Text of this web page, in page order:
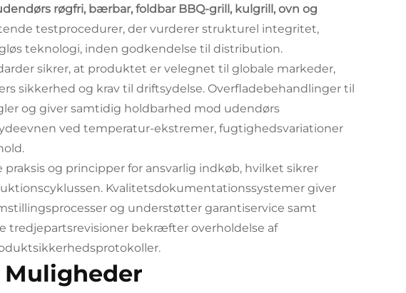
røgfri, bærbar, foldbar BBQ-grill, kulgrill, ovn og
testprocedurer, der vurderer strukturel integritet,
teknologi, inden godkendelse til distribution.
sikrer, at produktet er velegnet til globale markeder,
sikkerhed og krav til driftsydelse. Overfladebehandlinger til
og giver samtidig holdbarhed mod udendørs
ved temperatur-ekstremer, fugtighedsvariationer
og principper for ansvarlig indkøb, hvilket sikrer
Kvalitetsdokumentationssystemer giver
og understøtter garantiservice samt
bekræfter overholdelse af